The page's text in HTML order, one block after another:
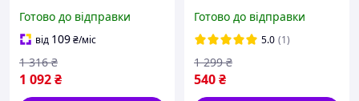
підсумок з кріпленням
Molle Admin Elite
Готово до відправки
від 109₴/міс
1 092₴
1 316 ₴
бронежилет, кріплення
телефона molle DjFly
Готово до відправки
5.0 (1)
540₴
1 299 ₴